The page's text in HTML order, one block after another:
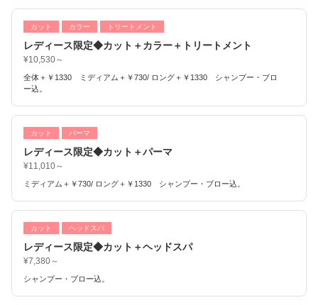
カット カラー トリートメント
レディース限定◆カット＋カラー＋トリートメント
¥10,530～
全体＋￥1330 ミディアム＋￥730/ ロング＋￥1330 シャンプー・ブロ
ー込。
カット パーマ
レディース限定◆カット＋パーマ
¥11,010～
ミディアム＋￥730/ ロング＋￥1330 シャンプー・ブロー込。
カット ヘッドスパ
レディース限定◆カット＋ヘッドスパ
¥7,380～
シャンプー・ブロー込。